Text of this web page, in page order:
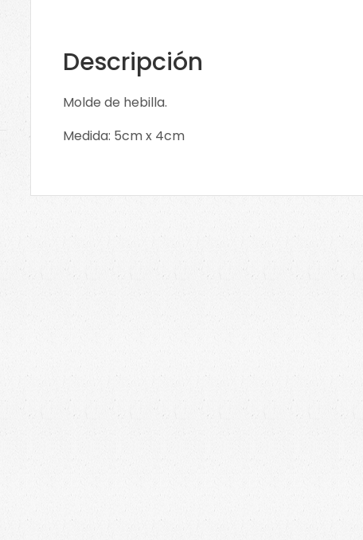
Descripción
Molde de hebilla.
Medida: 5cm x 4cm